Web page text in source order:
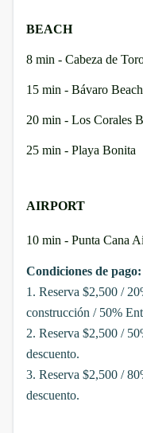
BEACH
8 min - Cabeza de
15 min - Bávaro Beach
20 min - Los Corales
25 min - Playa Bonita
AIRPORT
10 min - Punta Cana
Condiciones de pago:
1. Reserva $2,500 /
construcción / 50%
2. Reserva $2,500 /
descuento.
3. Reserva $2,500 /
descuento.